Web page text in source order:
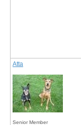
Atta
Senior Member